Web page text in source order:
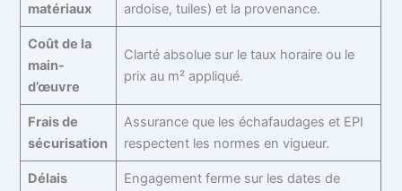
matériaux
ardoise, tuiles) et la provenance.
Coût de la
main-
d’œuvre
Clarté absolue sur le taux horaire ou le
prix au m² appliqué.
Frais de
sécurisation
Assurance que les échafaudages et EPI
respectent les normes en vigueur.
Délais
Engagement ferme sur les dates de